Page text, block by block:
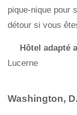
pique-nique pour
détour si vous
Hôtel adapté
Lucerne
Washington,